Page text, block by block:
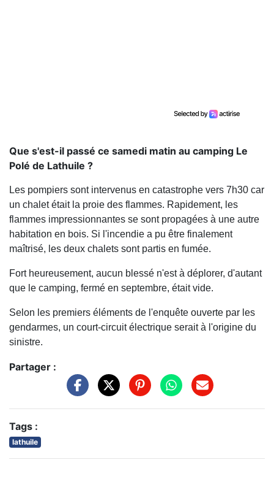
Que s'est-il passé ce samedi matin au camping Le
Polé de Lathuile ?
Les pompiers sont intervenus en catastrophe vers 7h30 car
un chalet était la proie des flammes. Rapidement, les
flammes impressionnantes se sont propagées à une autre
habitation en bois. Si l'incendie a pu être finalement
maîtrisé, les deux chalets sont partis en fumée.
Fort heureusement, aucun blessé n'est à déplorer, d'autant
que le camping, fermé en septembre, était vide.
Selon les premiers éléments de l'enquête ouverte par les
gendarmes, un court-circuit électrique serait à l'origine du
sinistre.
Partager :
Tags :
lathuile